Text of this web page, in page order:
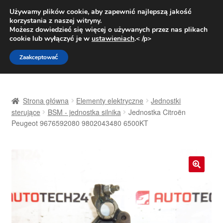
DOSTAWA od 31 zł
Pn.-pt. 9:00-16:00800 003 167
Przejdź
do
nawigacji
Przejdź
do
treści
Dostawa
O nas
Strona główna Elementy elektryczne
Jednostki
sterujące
BSM - jednostka silnika
Jednostka Citroën
Peugeot 9676592080 9802043480 6500KT
Używamy plików cookie, aby zapewnić najlepszą jakość
korzystania z naszej witryny.
Możesz dowiedzieć się więcej o używanych przez nas plikach
cookie lub wyłączyć je w ustawieniach.< /p>
Zaakceptować